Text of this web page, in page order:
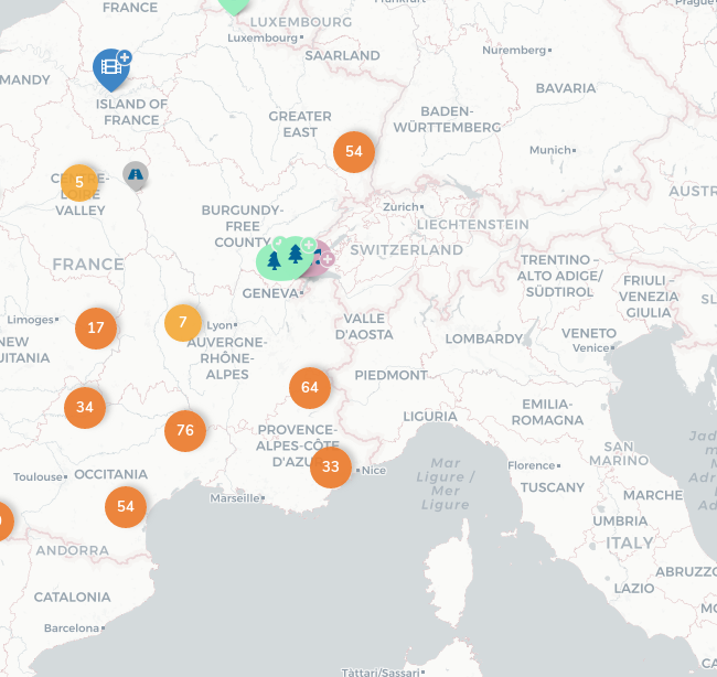
54
17
5
34
54
7
33
64
76